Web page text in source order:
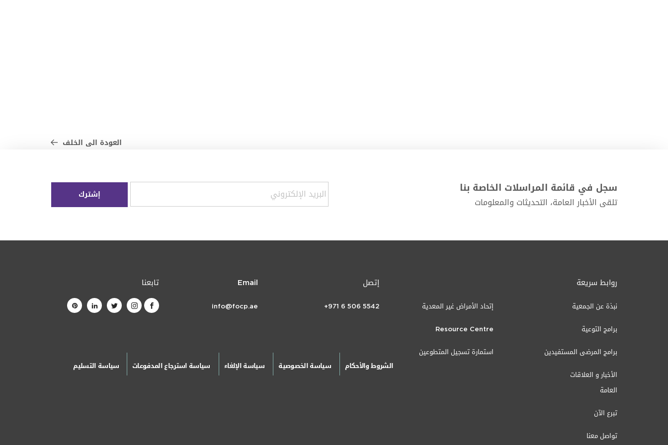
العودة الى الخلف
سجل في قائمة المراسلات الخاصة بنا
تلقى الأخبار العامة، التحديثات والمعلومات
روابط سريعة
نبذة عن الجمعية
برامج التوعية
برامج المرضى المستفيدين
إتحاد الأمراض غير المعدية
Resource Centre
استمارة تسجيل المتطوعين
الأخبار و العلاقات
العامة
تبرع الآن
تواصل معنا
إتصل
+971 6 506 5542
Email
info@focp.ae
تابعنا
الشروط والأحكام سياسة الخصوصية سياسة الإلغاء سياسة استرجاع المدفوعات سياسة التسليم